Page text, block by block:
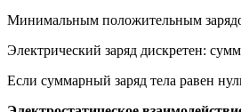
Минимальным положительным
Электрический заряд дискретен:
Если суммарный заряд тела равен